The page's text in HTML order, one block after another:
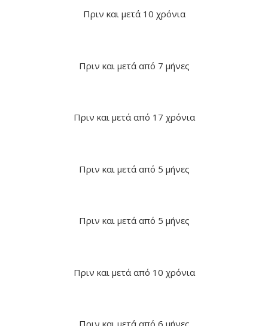
Πριν και μετά 10 χρόνια
Πριν και μετά από 7 μήνες
Πριν και μετά από 17 χρόνια
Πριν και μετά από 5 μήνες
Πριν και μετά από 5 μήνες
Πριν και μετά από 10 χρόνια